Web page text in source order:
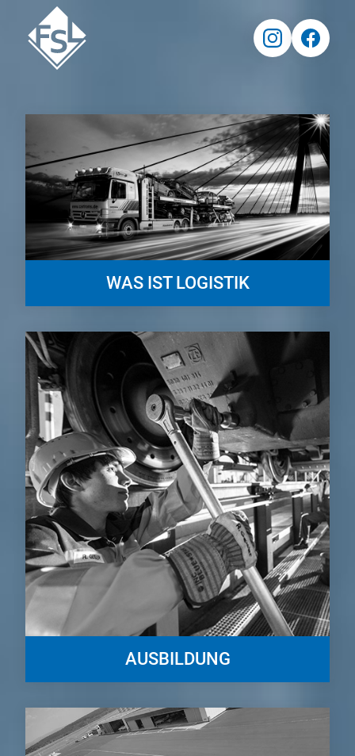
WAS IST LOGISTIK
Konzernen, Netzwerken und sogar virtuellen Unternehmen
Verteilungslösungen bereit
AUSBILDUNG
Hier könnt ihr euch umfassend informieren...